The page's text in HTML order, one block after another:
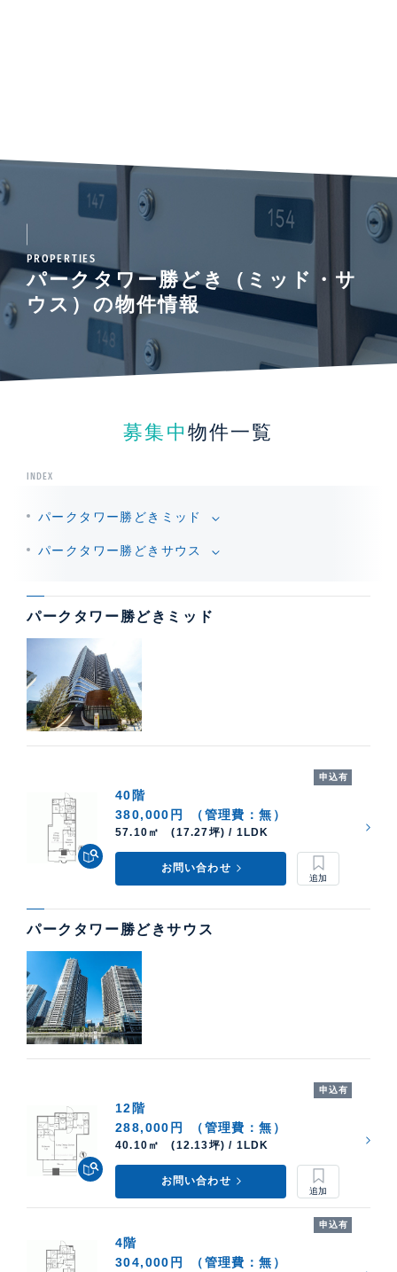
ケン・コーポレーションでは、パークタワー勝どき の
中古住宅購入・賃貸運用・売却査定などのご相談も承っ
ています。高級不動産の取扱いに特化した当社 銀座湾
岸支店 が担当させていただきます。売却価格 や 貸し出
貸したい方・売りたい方はこちら
PROPERTIES
パークタワー勝どき（ミッド・サ
ウス）の物件情報
募集中 物件一覧
INDEX
パークタワー勝どきミッド
パークタワー勝どきサウス
パークタワー勝どきミッド
申込有
40階
380,000円
（管理費：無）
57.10㎡ (17.27坪) / 1LDK
お問い合わせ
パークタワー勝どきサウス
申込有
12階
288,000円
（管理費：無）
40.10㎡ (12.13坪) / 1LDK
お問い合わせ
申込有
4階
304,000円
（管理費：無）